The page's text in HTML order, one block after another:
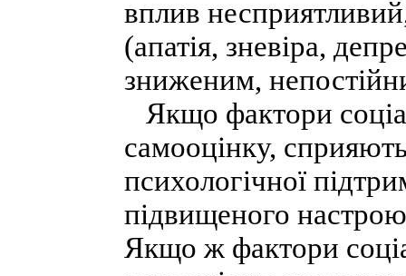
вплив
(апатія, зневіра,
зниженим,
Якщо фактори
самооцінку,
психологічної
підвищеного настрою
Якщо ж фактори